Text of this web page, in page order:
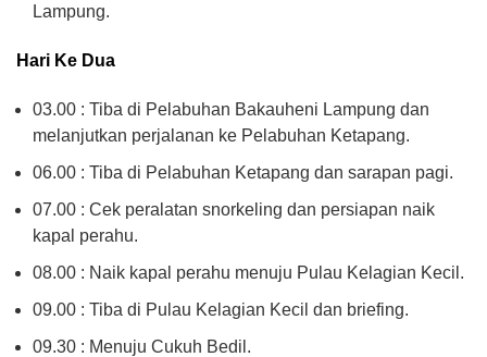
Lampung.
Hari Ke Dua
03.00 : Tiba di Pelabuhan Bakauheni Lampung dan
melanjutkan perjalanan ke Pelabuhan Ketapang.
06.00 : Tiba di Pelabuhan Ketapang dan sarapan pagi.
07.00 : Cek peralatan snorkeling dan persiapan naik
kapal perahu.
08.00 : Naik kapal perahu menuju Pulau Kelagian Kecil.
09.00 : Tiba di Pulau Kelagian Kecil dan briefing.
09.30 : Menuju Cukuh Bedil.